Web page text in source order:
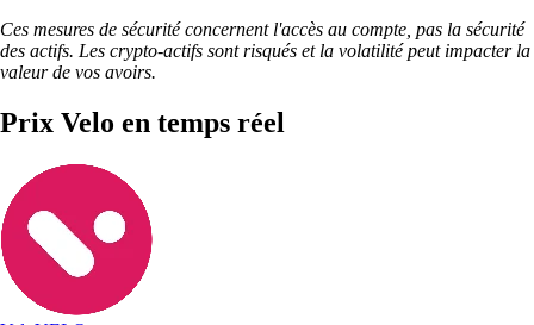
Ces mesures de sécurité concernent l'accès au compte, pas la sécurité
des actifs. Les crypto-actifs sont risqués et la volatilité peut impacter la
valeur de vos avoirs.
Prix Velo en temps réel